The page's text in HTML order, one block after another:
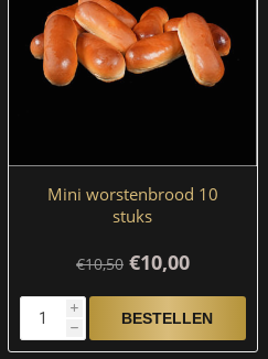
Mini worstenbrood 10
stuks
€10,50 €10,00
i
h